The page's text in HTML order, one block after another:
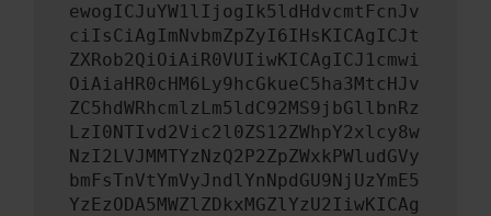
ewogICJuYW1lIjogIk5ldHdvcmtFcnJv
ciIsCiAgImNvbmZpZyI6IHsKICAgICJt
ZXRob2QiOiAiR0VUIiwKICAgICJ1cmwi
OiAiaHR0cHM6Ly9hcGkueC5ha3MtcHJv
ZC5hdWRhcmlzLm5ldC92MS9jbGllbnRz
LzI0NTIvd2Vic2l0ZS12ZWhpY2xlcy8w
NzI2LVJMMTYzNzQ2P2ZpZWxkPWludGVy
bmFsTnVtYmVyJndlYnNpdGU9NjUzYmE5
YzEzODA5MWZlZDkxMGZlYzU2IiwKICAg